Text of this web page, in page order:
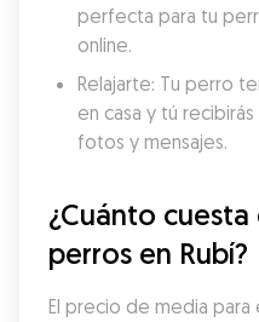
perfecta para tu
online.
Relajarte: Tu perro
en casa y tú
fotos y mensajes.
¿Cuánto
perros en Rubí?
El precio de media